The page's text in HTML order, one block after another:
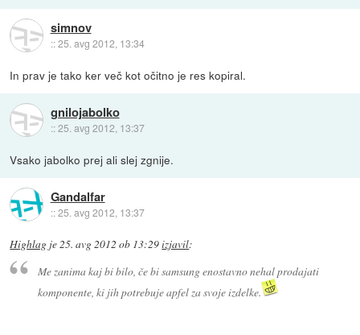
simnov
::25. avg 2012, 13:34
In prav je tako ker več kot očitno je res kopiral.
gnilojabolko
::25. avg 2012, 13:37
Vsako jabolko prej ali slej zgnije.
Gandalfar
::25. avg 2012, 13:37
Highlag je25. avg 2012 ob 13:29izjavil:
Me zanima kaj bi bilo, če bi samsung enostavno nehal prodajati
komponente, ki jih potrebuje apfel za svoje izdelke.